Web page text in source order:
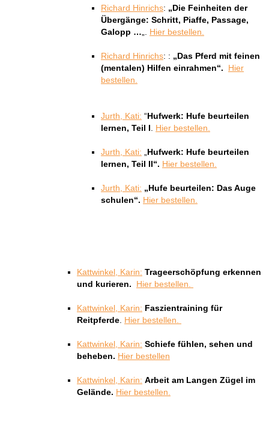
Richard Hinrichs: „Die Feinheiten der
Übergänge: Schritt, Piaffe, Passage,
Galopp …
Hier bestellen.
Richard Hinrichs: : „Das Pferd mit feinen
(mentalen) Hilfen einrahmen“.
Hier
bestellen.
Jurth, Kati: “Hufwerk: Hufe beurteilen
lernen, Teil I
Hier bestellen.
Jurth, Kati:
Hufwerk: Hufe beurteilen
lernen, Teil II“. Hier bestellen.
Jurth, Kati: „Hufe beurteilen: Das Auge
schulen“. Hier bestellen.
Kattwinkel, Karin: Trageerschöpfung erkennen
und kurieren.
Hier bestellen.
Kattwinkel, Karin: Faszientraining für
Reitpferde Hier bestellen.
Kattwinkel, Karin: Schiefe fühlen, sehen und
beheben. Hier bestellen
Kattwinkel, Karin: Arbeit am Langen Zügel im
Gelände. Hier bestellen.